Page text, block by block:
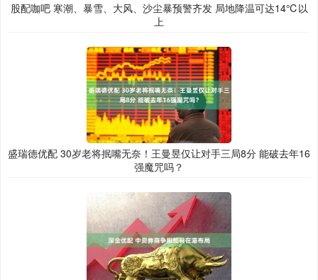
股配咖吧 寒潮、暴雪、大风、沙尘暴预警齐发 局地降温可达14℃以
上
盛瑞德优配 30岁老将抿嘴无奈！王曼昱仅让对手三局8分 能破去年16
强魔咒吗？